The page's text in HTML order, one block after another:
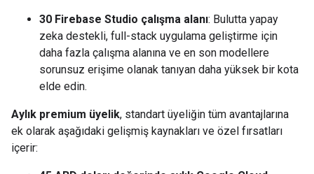
30 Firebase Studio çalışma alanı: Bulutta yapay
zeka destekli, full-stack uygulama geliştirme için
daha fazla çalışma alanına ve en son modellere
sorunsuz erişime olanak tanıyan daha yüksek bir kota
elde edin.
Aylık premium üyelik, standart üyeliğin tüm avantajlarına
ek olarak aşağıdaki gelişmiş kaynakları ve özel fırsatları
içerir: